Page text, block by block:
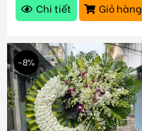
Chi tiết
Giỏ hàng
-8%